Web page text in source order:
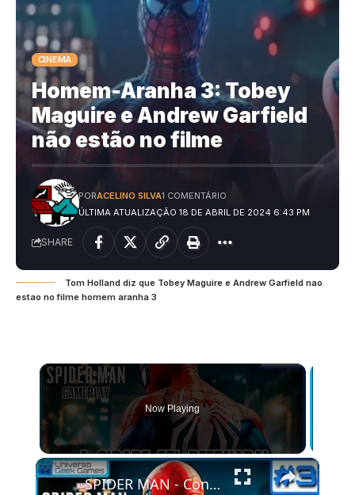
CINEMA
Homem-Aranha 3: Tobey
Maguire e Andrew Garfield
não estão no filme
ÚLTIMA ATUALIZAÇÃO 18 DE ABRIL DE 2024 6:43 PM
PORACELINO SILVA1 COMENTÁRIO
SHARE
Tom Holland diz que Tobey Maguire e Andrew Garfield nao
estao no filme homem aranha 3
Now Playing
×
SPIDER MAN - Confira porque ele é ESPETACULAR - Gameplay no PC 4K 60fps #parte3 #gaming